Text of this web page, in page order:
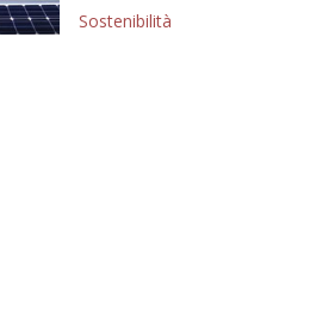
Sostenibilità